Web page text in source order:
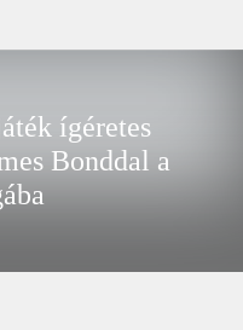
ígéretes
Bonddal a